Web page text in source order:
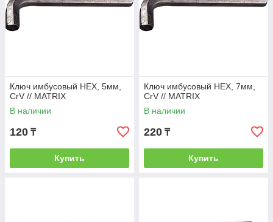
Ключ имбусовый HEX, 5мм,
CrV // MATRIX
В наличии
120 ₸
Купить
Ключ имбусовый HEX, 7мм,
CrV // MATRIX
В наличии
220 ₸
Купить